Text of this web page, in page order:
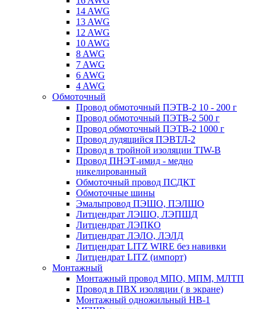
14 AWG
13 AWG
12 AWG
10 AWG
8 AWG
7 AWG
6 AWG
4 AWG
Обмоточный
Провод обмоточный ПЭТВ-2 10 - 200 г
Провод обмоточный ПЭТВ-2 500 г
Провод обмоточный ПЭТВ-2 1000 г
Провод лудящийся ПЭВТЛ-2
Провод в тройной изоляции TIW-B
Провод ПНЭТ-имид - медно
никелированный
Обмоточный провод ПСДКТ
Обмоточные шины
Эмальпровод ПЭШО, ПЭЛШО
Литцендрат ЛЭШО, ЛЭПШД
Литцендрат ЛЭПКО
Литцендрат ЛЭЛО, ЛЭЛД
Литцендрат LITZ WIRE без навивки
Литцендрат LITZ (импорт)
Монтажный
Монтажный провод МПО, МПМ, МЛТП
Провод в ПВХ изоляции ( в экране)
Монтажный одножильный HB-1